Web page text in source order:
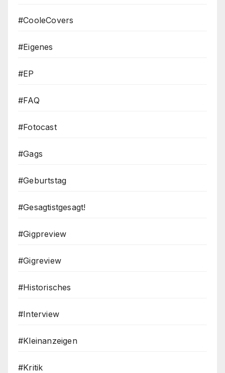
#CooleCovers
#Eigenes
#EP
#FAQ
#Fotocast
#Gags
#Geburtstag
#Gesagtistgesagt!
#Gigpreview
#Gigreview
#Historisches
#Interview
#Kleinanzeigen
#Kritik